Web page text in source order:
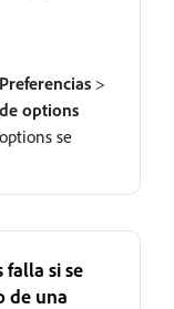
Preferencias >
options
se
falla si se
de una